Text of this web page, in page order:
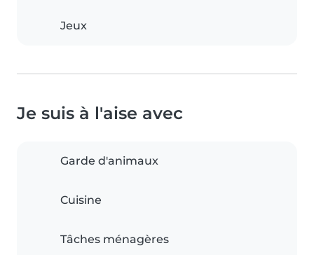
Jeux
Je suis à l'aise avec
Garde d'animaux
Cuisine
Tâches ménagères